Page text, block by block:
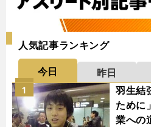
人気記事ランキング
今日 昨日
羽生結
ために
業への
1